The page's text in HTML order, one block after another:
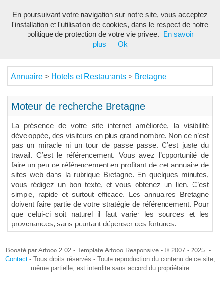
Annuaire > Hotels et Restaurants > Bretagne
Moteur de recherche Bretagne
La présence de votre site internet améliorée, la visibilité
développée, des visiteurs en plus grand nombre. Non ce n’est
pas un miracle ni un tour de passe passe. C’est juste du
travail. C’est le référencement. Vous avez l’opportunité de
faire un peu de référencement en profitant de cet annuaire de
sites web dans la rubrique Bretagne. En quelques minutes,
vous rédigez un bon texte, et vous obtenez un lien. C’est
simple, rapide et surtout efficace. Les annuaires Bretagne
doivent faire partie de votre stratégie de référencement. Pour
que celui-ci soit naturel il faut varier les sources et les
provenances, sans pourtant dépenser des fortunes.
Boosté par Arfooo 2.02 - Template Arfooo Responsive - © 2007 - 2025 -
Contact- Tous droits réservés - Toute reproduction du contenu de ce site,
même partielle, est interdite sans accord du propriétaire
En poursuivant votre navigation sur notre site, vous acceptez
l'installation et l'utilisation de cookies, dans le respect de notre
politique de protection de votre vie privee.
En savoir
plus
Ok